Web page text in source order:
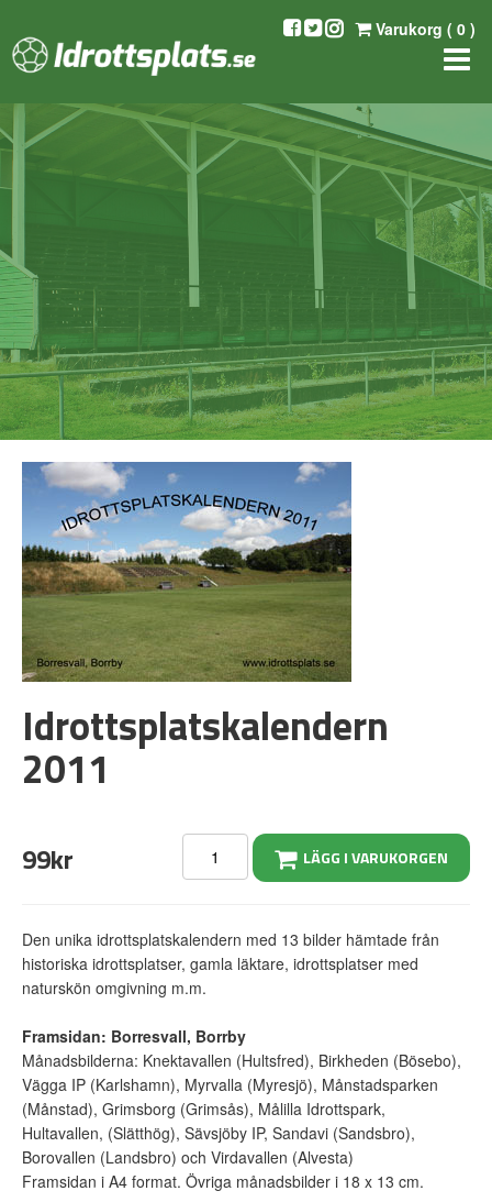
Varukorg ( 0 )
Idrottsplatskalendern
2011
99kr LÄGG I VARUKORGEN
Den unika idrottsplatskalendern med 13 bilder hämtade från
historiska idrottsplatser, gamla läktare, idrottsplatser med
naturskön omgivning m.m.
Framsidan: Borresvall, Borrby
Månadsbilderna: Knektavallen (Hultsfred), Birkheden (Bösebo),
Vägga IP (Karlshamn), Myrvalla (Myresjö), Månstadsparken
(Månstad), Grimsborg (Grimsås), Målilla Idrottspark,
Hultavallen, (Slätthög), Sävsjöby IP, Sandavi (Sandsbro),
Borovallen (Landsbro) och Virdavallen (Alvesta)
Framsidan i A4 format. Övriga månadsbilder i 18 x 13 cm.